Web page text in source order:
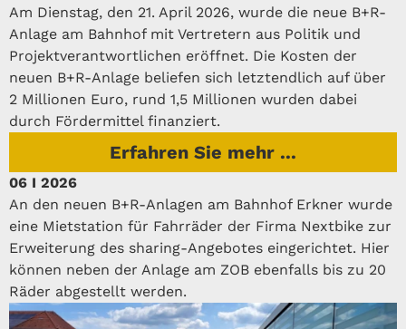
Am Dienstag, den 21. April 2026, wurde die neue B+R-
Anlage am Bahnhof mit Vertretern aus Politik und
Projektverantwortlichen eröffnet. Die Kosten der
neuen B+R-Anlage beliefen sich letztendlich auf über
2 Millionen Euro, rund 1,5 Millionen wurden dabei
durch Fördermittel finanziert.
Erfahren Sie mehr ...
06 I 2026
An den neuen B+R-Anlagen am Bahnhof Erkner wurde
eine Mietstation für Fahrräder der Firma Nextbike zur
Erweiterung des sharing-Angebotes eingerichtet. Hier
können neben der Anlage am ZOB ebenfalls bis zu 20
Räder abgestellt werden.